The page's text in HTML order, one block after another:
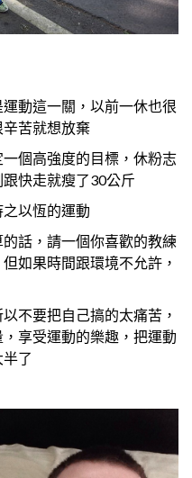
動這一關，以前一休也很
苦就想放棄
個高強度的目標，休粉志
快走就瘦了30公斤
以恆的運動
話，請一個你喜歡的教練
如果時間跟環境不允許，
不要把自己搞的太痛苦，
享受運動的樂趣，把運動
了